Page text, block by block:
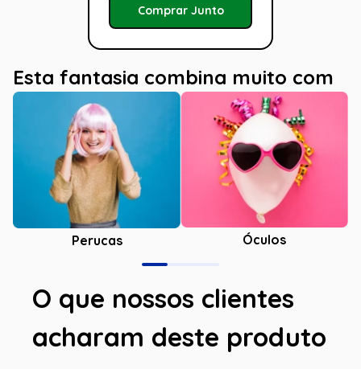
Comprar Junto
Esta fantasia combina muito com
Perucas Óculos
O que nossos clientes
acharam deste produto